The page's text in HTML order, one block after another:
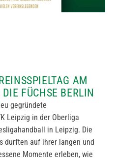
AM
FÜCHSE BERLIN
gegründete
Leipzig in der Oberliga
in Leipzig. Die
durften auf ihrer langen und
Momente erleben, wie